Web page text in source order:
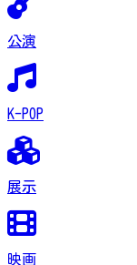
公演
K-POP
展示
映画